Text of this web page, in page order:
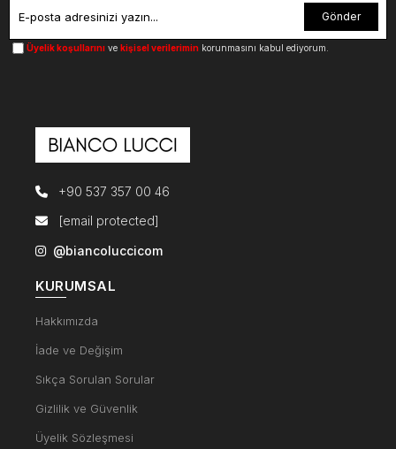
Gönder
Üyelik koşullarını ve kişisel verilerimin korunmasını kabul ediyorum.
+90 537 357 00 46
[email protected]
@biancoluccicom
KURUMSAL
Hakkımızda
İade ve Değişim
Sıkça Sorulan Sorular
Gizlilik ve Güvenlik
Üyelik Sözleşmesi